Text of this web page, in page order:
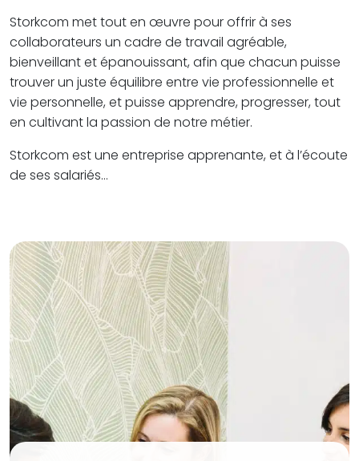
Storkcom met tout en œuvre pour offrir à ses
collaborateurs un cadre de travail agréable,
bienveillant et épanouissant, afin que chacun puisse
trouver un juste équilibre entre vie professionnelle et
vie personnelle, et puisse apprendre, progresser, tout
en cultivant la passion de notre métier.
Storkcom est une entreprise apprenante, et à l’écoute
de ses salariés…